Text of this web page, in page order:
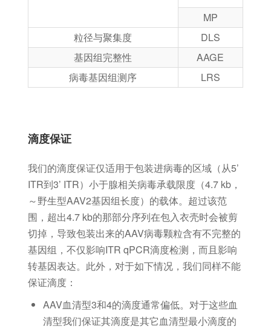
MP
粒径与聚集度
DLS
基因组完整性
AAGE
病毒基因组测序
LRS
滴度保证
我们的滴度保证仅适用于包装进病毒的区域（从5’
ITR到3’ ITR）小于腺相关病毒承载限度（4.7 kb，
～野生型AAV2基因组长度）的载体。超过该范
围，超出4.7 kb的那部分序列在包入衣壳时会被剪
切掉，导致包装出来的AAV病毒颗粒含有不完整的
基因组，不仅影响ITR qPCR滴度检测，而且影响
转基因表达。此外，对于如下情况，我们同样不能
保证滴度：
AAV血清型3和4的滴度通常偏低。对于这些血
清型我们保证其滴度是其它血清型最小滴度的